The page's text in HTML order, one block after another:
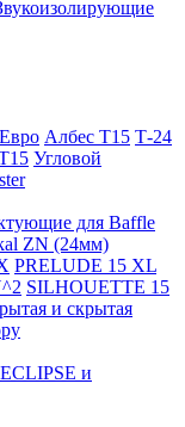
Албес T15 Т-24
Угловой
для Baffle
ZN (24мм)
PRELUDE 15 XL
SILHOUETTE 15
и скрытая
и